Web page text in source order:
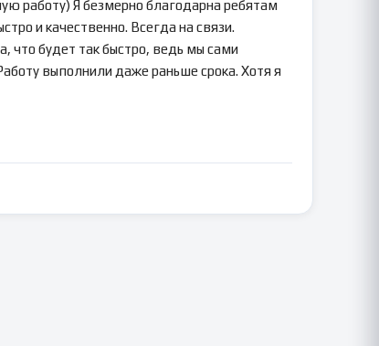
работу) Я безмерно благодарна ребятам
и качественно. Всегда на связи.
что будет так быстро, ведь мы сами
выполнили даже раньше срока. Хотя я